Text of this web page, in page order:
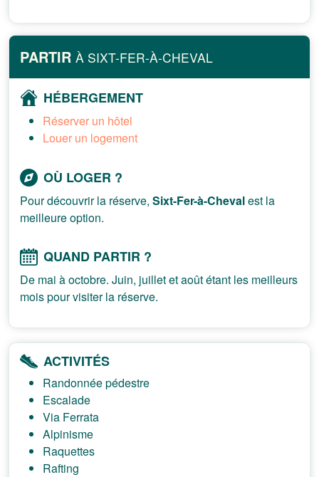
PARTIR À SIXT-FER-À-CHEVAL
HÉBERGEMENT
Réserver un hôtel
Louer un logement
OÙ LOGER ?
Pour découvrir la réserve, Sixt-Fer-à-Chevalest la
meilleure option.
QUAND PARTIR ?
De mai à octobre. Juin, juillet et août étant les meilleurs
mois pour visiter la réserve.
ACTIVITÉS
Randonnée pédestre
Escalade
Via Ferrata
Alpinisme
Raquettes
Rafting